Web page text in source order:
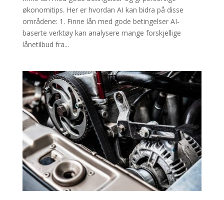
økonomitips. Her er hvordan AI kan bidra på disse
områdene: 1. Finne lån med gode betingelser AI-
baserte verktøy kan analysere mange forskjellige
lånetilbud fra...